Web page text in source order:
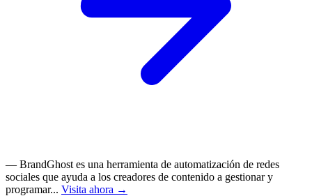
— BrandGhost es una herramienta de automatización de redes
sociales que ayuda a los creadores de contenido a gestionar y
programar... Visita ahora →